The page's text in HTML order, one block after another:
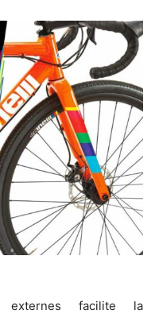
externes facilite la